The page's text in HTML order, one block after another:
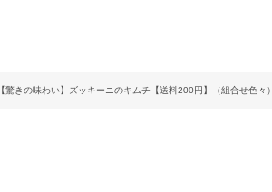
【驚きの味わい】ズッキーニのキムチ【送料200円】（組合せ色々）